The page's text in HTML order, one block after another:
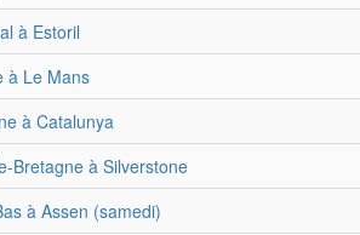
à Estoril
à Le Mans
à Catalunya
Bretagne à Silverstone
à Assen (samedi)